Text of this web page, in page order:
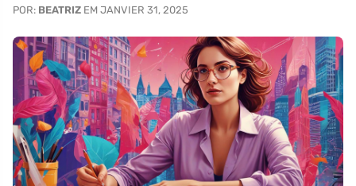
POR: BEATRIZ EM JANVIER 31, 2025